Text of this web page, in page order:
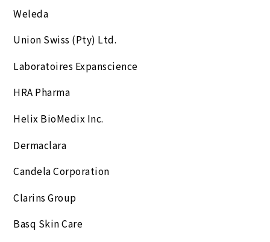
Weleda
Union Swiss (Pty) Ltd.
Laboratoires Expanscience
HRA Pharma
Helix BioMedix Inc.
Dermaclara
Candela Corporation
Clarins Group
Basq Skin Care